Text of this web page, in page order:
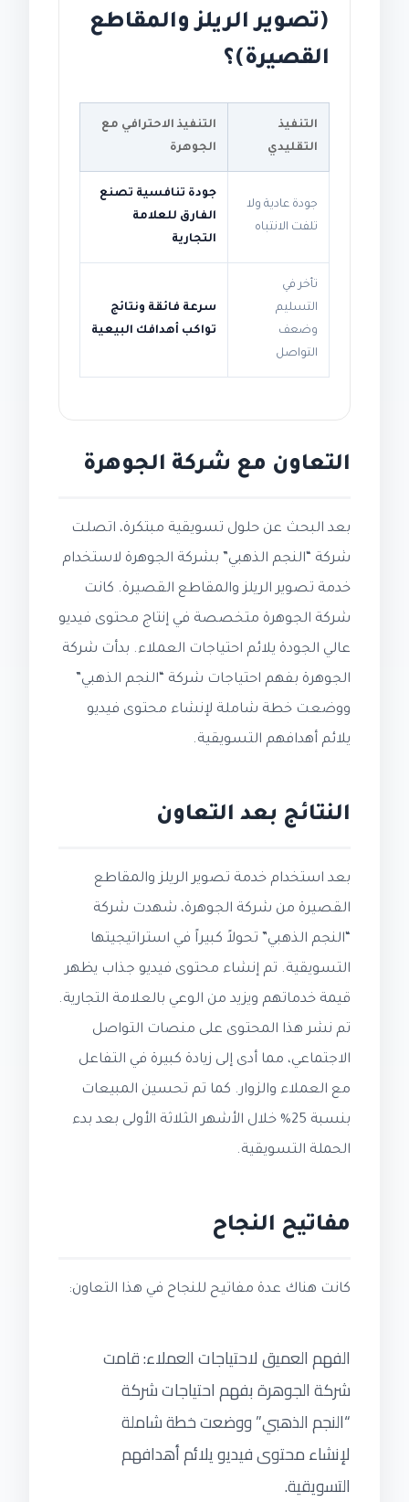
(تصوير الريلز والمقاطع
القصيرة)؟
التنفيذ
التقليدي
التنفيذ الاحترافي مع
الجوهرة
جودة عادية ولا
تلفت الانتباه
جودة تنافسية تصنع
الفارق للعلامة
التجارية
تأخر في
التسليم
وضعف
التواصل
سرعة فائقة ونتائج
تواكب أهدافك البيعية
التعاون مع شركة الجوهرة
بعد البحث عن حلول تسويقية مبتكرة، اتصلت
شركة “النجم الذهبي” بشركة الجوهرة لاستخدام
خدمة تصوير الريلز والمقاطع القصيرة. كانت
شركة الجوهرة متخصصة في إنتاج محتوى فيديو
عالي الجودة يلائم احتياجات العملاء. بدأت شركة
الجوهرة بفهم احتياجات شركة “النجم الذهبي”
ووضعت خطة شاملة لإنشاء محتوى فيديو
يلائم أهدافهم التسويقية.
النتائج بعد التعاون
بعد استخدام خدمة تصوير الريلز والمقاطع
القصيرة من شركة الجوهرة، شهدت شركة
“النجم الذهبي” تحولاً كبيراً في استراتيجيتها
التسويقية. تم إنشاء محتوى فيديو جذاب يظهر
قيمة خدماتهم ويزيد من الوعي بالعلامة التجارية.
تم نشر هذا المحتوى على منصات التواصل
الاجتماعي، مما أدى إلى زيادة كبيرة في التفاعل
مع العملاء والزوار. كما تم تحسين المبيعات
بنسبة 25% خلال الأشهر الثلاثة الأولى بعد بدء
الحملة التسويقية.
مفاتيح النجاح
كانت هناك عدة مفاتيح للنجاح في هذا التعاون:
الفهم العميق لاحتياجات العملاء: قامت
شركة الجوهرة بفهم احتياجات شركة
“النجم الذهبي” ووضعت خطة شاملة
لإنشاء محتوى فيديو يلائم أهدافهم
التسويقية.